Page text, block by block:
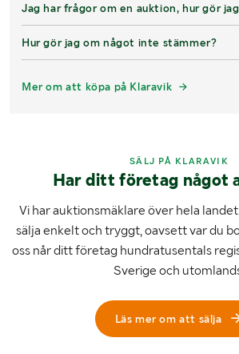
Jag har frågor om en auktion, hur gör
Hur gör jag om något inte stämmer?
Mer om att köpa på Klaravik
SÄLJ PÅ KLARAVIK
Har ditt företag något
Vi har auktionsmäklare över hela
sälja enkelt och tryggt, oavsett var du
oss når ditt företag hundratusentals
Sverige och
Läs mer om att sälja